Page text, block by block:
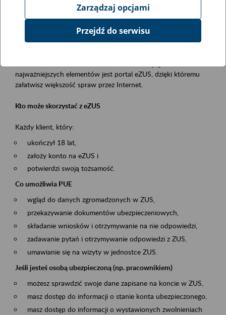
Opis wydarzenia
Platforma Usług Elektronicznych ZUS eZUS
najważniejszych elementów jest portal eZUS, dzięki któremu
załatwisz większość spraw przez Internet.
Kto może skorzystać z eZUS
Każdy klient, który:
ukończył 18 lat,
założy konto na eZUS i
potwierdzi swoją tożsamość.
Co umożliwia PUE
wgląd do danych zgromadzonych w ZUS,
przekazywanie dokumentów ubezpieczeniowych,
składanie wniosków i otrzymywanie na nie odpowiedzi,
zadawanie pytań i otrzymywanie odpowiedzi z ZUS,
umawianie się na wizyty w jednostce ZUS.
Jeśli jesteś osobą ubezpieczoną (np. pracownikiem)
możesz sprawdzić swoje dane zapisane na koncie w ZUS,
masz dostęp do informacji o stanie konta ubezpieczonego,
masz dostęp do informacji o wystawionych zwolnieniach
Zarządzaj opcjami
Przejdź do serwisu